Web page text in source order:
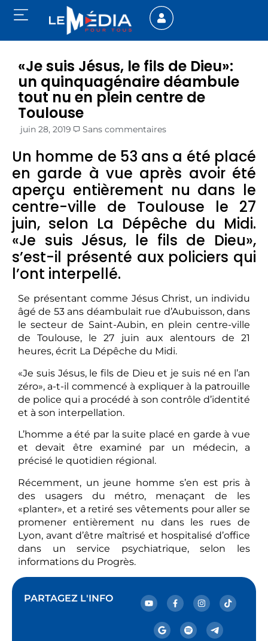
«Je suis Jésus, le fils de Dieu»:
un quinquagénaire déambule
tout nu en plein centre de
Toulouse
juin 28, 2019 Sans commentaires
Un homme de 53 ans a été placé
en garde à vue après avoir été
aperçu entièrement nu dans le
centre-ville de Toulouse le 27
juin, selon La Dépêche du Midi.
«Je suis Jésus, le fils de Dieu»,
s’est-il présenté aux policiers qui
l’ont interpellé.
Se présentant comme Jésus Christ, un individu
âgé de 53 ans déambulait rue d’Aubuisson, dans
le secteur de Saint-Aubin, en plein centre-ville
de Toulouse, le 27 juin aux alentours de 21
heures, écrit La Dépêche du Midi.
«Je suis Jésus, le fils de Dieu et je suis né en l’an
zéro», a-t-il commencé à expliquer à la patrouille
de police qui a procédé à son contrôle d’identité
et à son interpellation.
L’homme a été par la suite placé en garde à vue
et devait être examiné par un médecin, a
précisé le quotidien régional.
Récemment, un jeune homme s’en est pris à
des usagers du métro, menaçant de les
«planter», et a retiré ses vêtements pour aller se
promener entièrement nu dans les rues de
Lyon, avant d’être maîtrisé et hospitalisé d’office
dans un service psychiatrique, selon les
informations du Progrès.
PARTAGEZ L'INFO